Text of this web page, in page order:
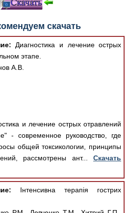
скачать
Диагностика и лечение острых
этапе.
А.В.
и лечение острых отравлений
- современное руководство, где
общей токсикологии, принципы
рассмотрены ант...Скачать
Інтенсивна терапія гострих